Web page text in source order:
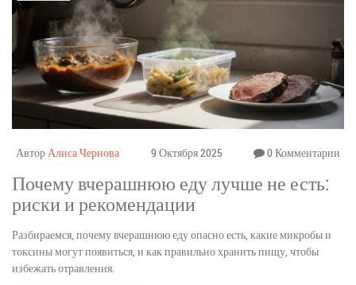
АвторАлиса Чернова 9 Октября 2025 0 Комментарии
Почему вчерашнюю еду лучше не есть:
риски и рекомендации
Разбираемся, почему вчерашнюю еду опасно есть, какие микробы и
токсины могут появиться, и как правильно хранить пищу, чтобы
избежать отравления.